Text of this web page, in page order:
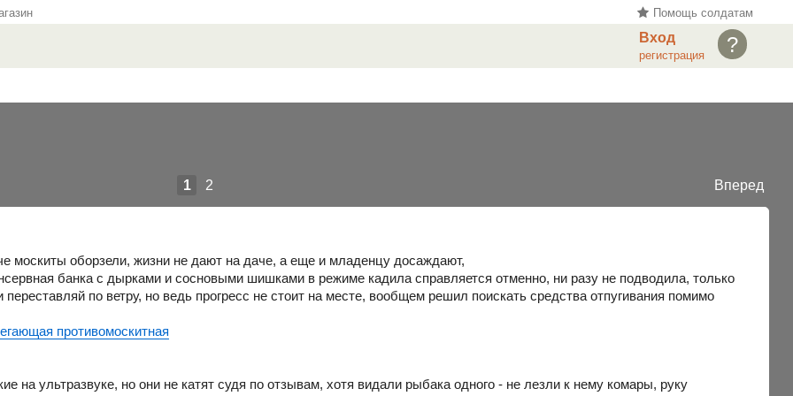
Помощь солдатам
?
Вход
регистрация
Вперед
1 2
москиты оборзели, жизни не дают на даче, а еще и младенцу досаждают,
банка с дырками и сосновыми шишками в режиме кадила справляется отменно, ни разу не подводила, только
по ветру, но ведь прогресс не стоит на месте, вообщем решил поискать средства отпугивания помимо
противомоскитная
на ультразвуке, но они не катят судя по отзывам, хотя видали рыбака одного - не лезли к нему комары, руку